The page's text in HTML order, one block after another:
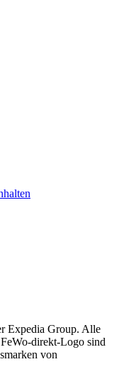
Expedia Group. Alle
direkt-Logo sind
von